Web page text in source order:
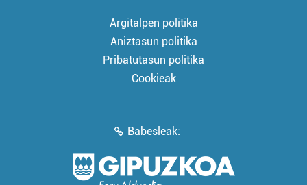
Argitalpen politika
Aniztasun politika
Pribatutasun politika
Cookieak
Babesleak: